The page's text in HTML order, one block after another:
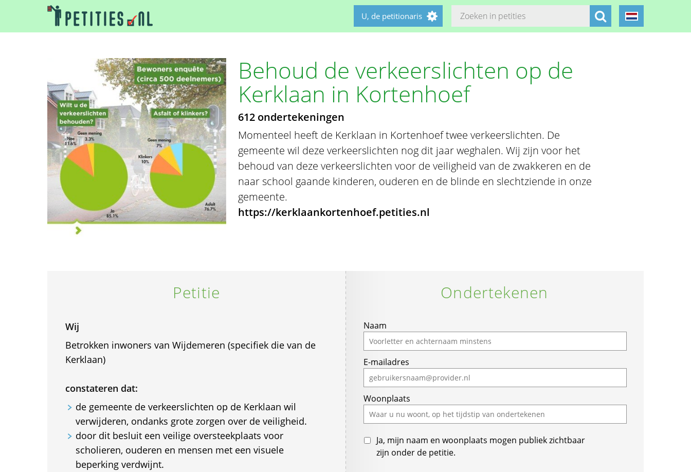
U, de petitionaris
Behoud de verkeerslichten op de
Kerklaan in Kortenhoef
612 ondertekeningen
Momenteel heeft de Kerklaan in Kortenhoef twee verkeerslichten. De
gemeente wil deze verkeerslichten nog dit jaar weghalen. Wij zijn voor het
behoud van deze verkeerslichten voor de veiligheid van de zwakkeren en de
naar school gaande kinderen, ouderen en de blinde en slechtziende in onze
gemeente.
https://kerklaankortenhoef.petities.nl
Petitie
Wij
Betrokken inwoners van Wijdemeren (specifiek die van de
Kerklaan)
constateren dat:
de gemeente de verkeerslichten op de Kerklaan wil
verwijderen, ondanks grote zorgen over de veiligheid.
door dit besluit een veilige oversteekplaats voor
scholieren, ouderen en mensen met een visuele
beperking verdwijnt.
Ondertekenen
If
you
are
a
human,
ignore
this
field
Naam
E-mailadres
Woonplaats
Ja, mijn naam en woonplaats mogen publiek zichtbaar
zijn onder de petitie.